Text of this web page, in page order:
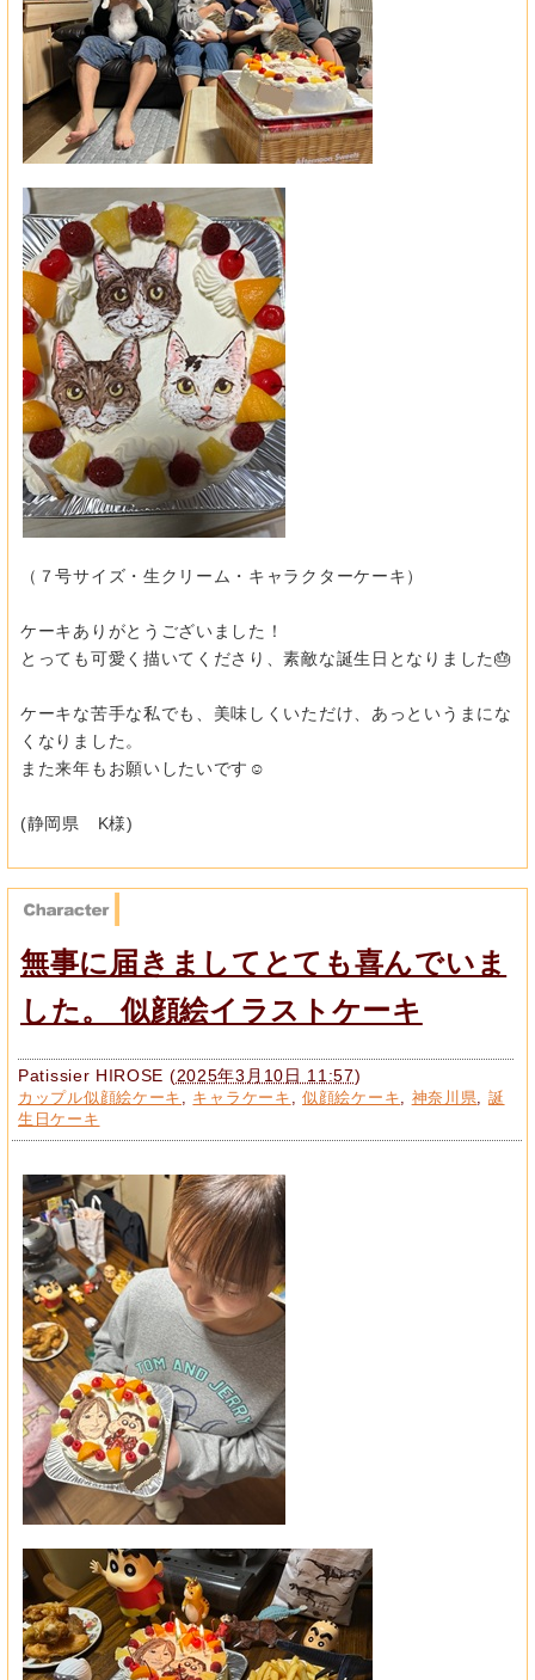
（７号サイズ・生クリーム・キャラクターケーキ）
ケーキありがとうございました！
とっても可愛く描いてくださり、素敵な誕生日となりました🎂
ケーキな苦手な私でも、美味しくいただけ、あっというまにな
くなりました。
また来年もお願いしたいです☺
(静岡県 K様)
無事に届きましてとても喜んでいま
した。 似顔絵イラストケーキ
Patissier HIROSE (2025年3月10日 11:57)
カップル似顔絵ケーキ キャラケーキ ,似顔絵ケーキ 神奈川県
誕
生日ケーキ